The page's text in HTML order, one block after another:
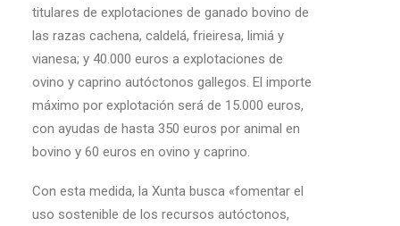
titulares de explotaciones de ganado bovino de
las razas cachena, caldelá, frieiresa, limiá y
vianesa; y 40.000 euros a explotaciones de
ovino y caprino autóctonos gallegos. El importe
máximo por explotación será de 15.000 euros,
con ayudas de hasta 350 euros por animal en
bovino y 60 euros en ovino y caprino.
Con esta medida, la Xunta busca «fomentar el
uso sostenible de los recursos autóctonos,